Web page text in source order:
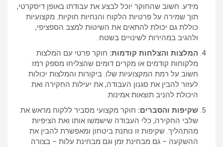
מידע. חשוב שהחוקר יוכל לבצע את עבודתו באופן דיסקרטי,
תוך שמירה על פרטיות הלקוח והנחיות חוקיות. מקצועיות
כוללת גם יכולת להתאים את השיטות למצב הספציפי,
ולהגיב במהירות לשינויים בשטח.
המלצות והצלחות קודמות: חוקר פרטי עם המלצות
מלקוחות קודמים או מקרים דומים שהצליחו מספק רמז
חשוב על רמת המקצועיות שלו. ביקורות והמלצות יכולות
לעזור להבין את סגנון העבודה, את יעילות החקירה ואת
היכולת להניב תוצאות אמינות.
שקיפות והסברים: חוקר מקצועי מסביר ללקוח מראש את
שלבי החקירה, כלי העבודה שישמשו אותו ואת הציפיות
מהתהליך. שקיפות זו נותנת ביטחון ומאפשרת להבין את
ההשקעה – גם מבחינת זמן וגם מבחינת עלות – בצורה